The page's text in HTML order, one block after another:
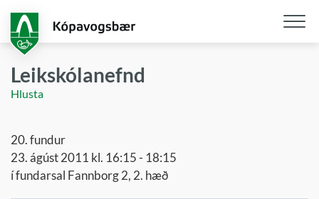
aðalefni
Leikskólanefnd
Hlusta
20. fundur
23. ágúst 2011 kl. 16:15 - 18:15
í fundarsal Fannborg 2, 2. hæð
Opna